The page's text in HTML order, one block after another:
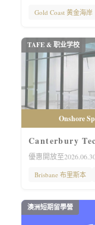
Gold Coast 黄金海岸
TAFE & 职业学校
Onshore
Canterbury
優惠開放至
Brisbane 布里斯本
澳洲短期留學營